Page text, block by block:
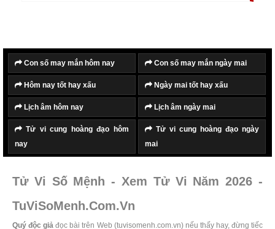
Con số may mắn hôm nay Con số may mắn ngày mai
Hôm nay tốt hay xấu Ngày mai tốt hay xấu
Lịch âm hôm nay Lịch âm ngày mai
Tử vi cung hoàng đạo hôm
nay
Tử vi cung hoàng đạo ngày
mai
Tử Vi Số Mệnh - Xem Tử Vi Năm 2026 -
TuViSoMenh.Com.Vn
Quý độc giả đọc bài trên Web (tuvisomenh.com.vn) nếu thấy hay, đừng tiếc